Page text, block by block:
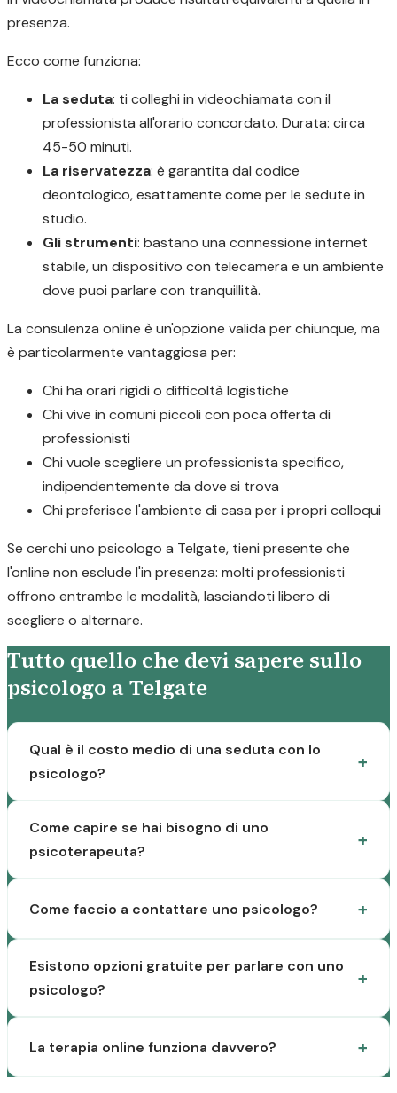
presenza.
Ecco come funziona:
La seduta: ti colleghi in videochiamata con il
professionista all'orario concordato. Durata: circa
45-50 minuti.
La riservatezza: è garantita dal codice
deontologico, esattamente come per le sedute in
studio.
Gli strumenti: bastano una connessione internet
stabile, un dispositivo con telecamera e un ambiente
dove puoi parlare con tranquillità.
La consulenza online è un'opzione valida per chiunque, ma
è particolarmente vantaggiosa per:
Chi ha orari rigidi o difficoltà logistiche
Chi vive in comuni piccoli con poca offerta di
professionisti
Chi vuole scegliere un professionista specifico,
indipendentemente da dove si trova
Chi preferisce l'ambiente di casa per i propri colloqui
Se cerchi uno psicologo a Telgate, tieni presente che
l'online non esclude l'in presenza: molti professionisti
offrono entrambe le modalità, lasciandoti libero di
scegliere o alternare.
Tutto quello che devi sapere sullo
psicologo a Telgate
Qual è il costo medio di una seduta con lo
psicologo?
Come capire se hai bisogno di uno
psicoterapeuta?
Come faccio a contattare uno psicologo?
Esistono opzioni gratuite per parlare con uno
psicologo?
La terapia online funziona davvero?